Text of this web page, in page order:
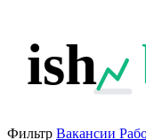
ish
Фильтр Вакансии